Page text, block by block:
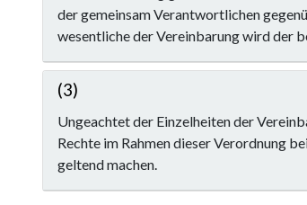
der gemeinsam Verantwortlichen
wesentliche der Vereinbarung wird der
(3)
Ungeachtet der Einzelheiten der
Rechte im Rahmen dieser Verordnung
geltend machen.